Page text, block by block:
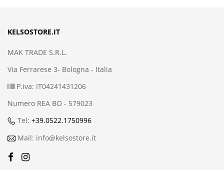
KELSOSTORE.IT
MAK TRADE S.R.L.
Via Ferrarese 3- Bologna - Italia
P.iva: IT04241431206
Numero REA BO - 579023
Tel: +39.0522.1750996
Mail: info@kelsostore.it